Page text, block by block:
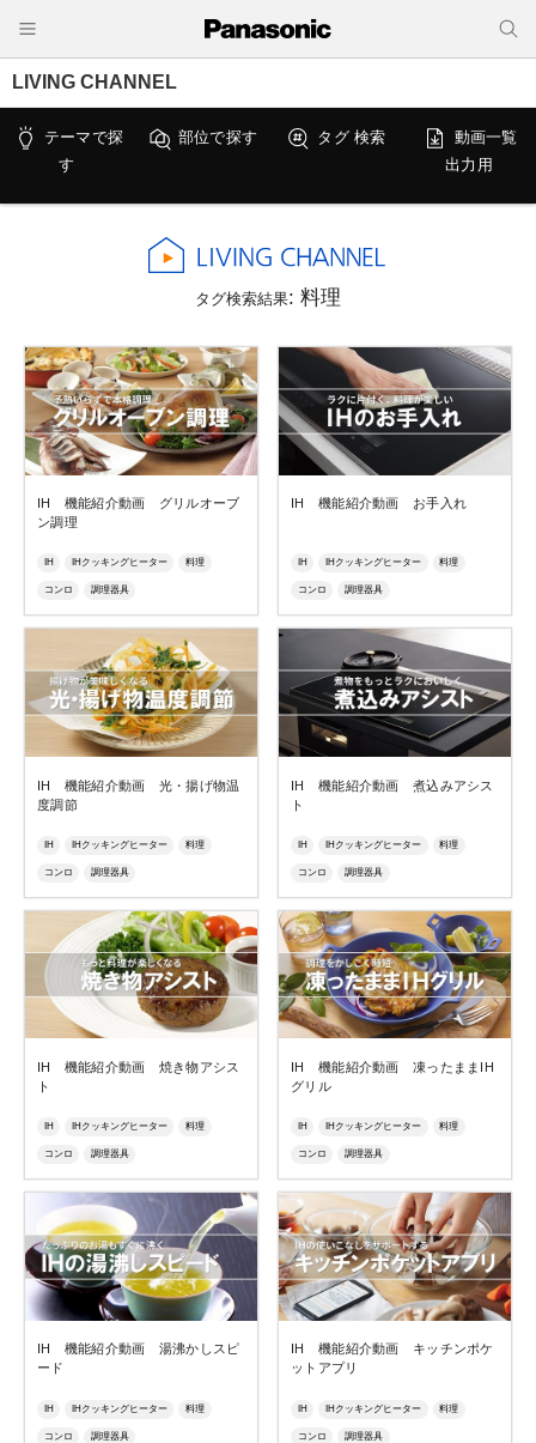
LIVING CHANNEL
テーマで探
す
部位で探す タグ 検索
動画一覧
出力用
タグ検索結果: 料理
IH 機能紹介動画 グリルオーブ
ン調理
IH IHクッキングヒーター 料理
コンロ 調理器具
IH 機能紹介動画 お手入れ
IH IHクッキングヒーター 料理
コンロ 調理器具
IH 機能紹介動画 光・揚げ物温
度調節
IH IHクッキングヒーター 料理
コンロ 調理器具
IH 機能紹介動画 煮込みアシス
ト
IH IHクッキングヒーター 料理
コンロ 調理器具
IH 機能紹介動画 焼き物アシス
ト
IH IHクッキングヒーター 料理
コンロ 調理器具
IH 機能紹介動画 凍ったままIH
グリル
IH IHクッキングヒーター 料理
コンロ 調理器具
IH 機能紹介動画 湯沸かしスピ
ード
IH IHクッキングヒーター 料理
コンロ 調理器具
IH 機能紹介動画 キッチンポケ
ットアプリ
IH IHクッキングヒーター 料理
コンロ 調理器具